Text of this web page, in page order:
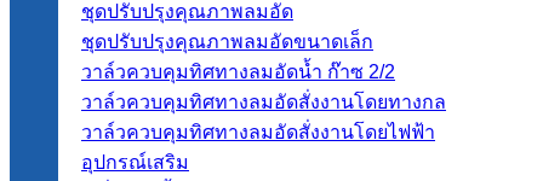
ชุดปรับปรุงคุณภาพลมอัด
ชุดปรับปรุงคุณภาพลมอัดขนาดเล็ก
วาล์วควบคุมทิศทางลมอัดน้ำ ก๊าซ 2/2
วาล์วควบคุมทิศทางลมอัดสั่งงานโดยทางกล
วาล์วควบคุมทิศทางลมอัดสั่งงานโดยไฟฟ้า
อุปกรณ์เสริม